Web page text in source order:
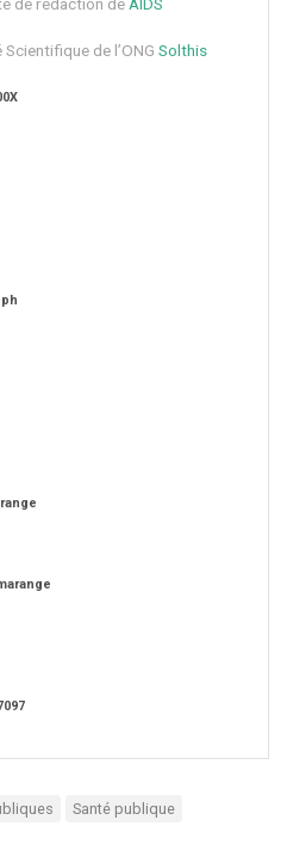
de l’ONG Solthis
Santé publique